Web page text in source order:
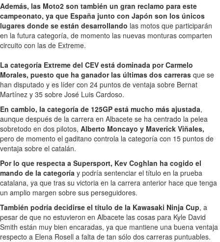
Además, las Moto2 son también un gran reclamo para este
campeonato, ya que España junto con Japón son los únicos
lugares donde se están desarrollando las motos que participarán
en la futura categoría, de momento las nuevas monturas comparten
circuito con las de Extreme.
La categoría Extreme del CEV está dominada por Carmelo
Morales, puesto que ha ganador las últimas dos carreras que se
han disputado y es líder con 24 puntos de ventaja sobre Bernat
Martínez y 35 sobre José Luis Cardoso.
En cambio, la categoría de 125GP está mucho más ajustada,
aunque después de la carrera en Albacete se ha centrado la pelea
sobretodo en dos pilotos, Alberto Moncayo y Maverick Viñales,
pero de momento el gaditano controla la categoría con 15 puntos de
ventaja sobre el catalán.
Por lo que respecta a Supersport, Kev Coghlan ha cogido el
mando de la categoría y podría sentenciar el título en la prueba
catalana, ya que tras su victoria en la carrera anterior hace que tenga
un amplio margen sobre sus perseguidores.
También podría decidirse el título de la Kawasaki Ninja Cup, a
pesar de que no estuvieron en Albacete las cosas para Kyle David
Smith están muy bien encaradas, ya que mantiene una buena ventaja
respecto a Elena Rosell a falta de tan sólo dos carreras puntuables.